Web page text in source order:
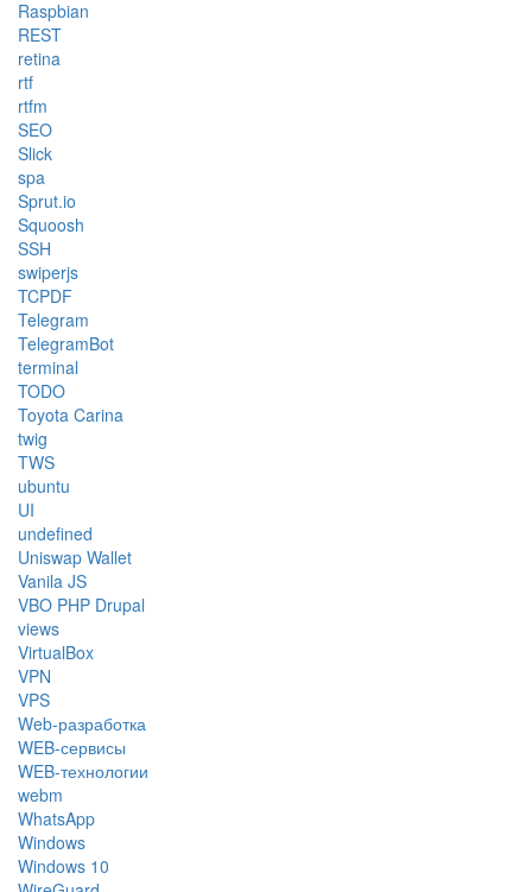
Raspbian
REST
retina
rtf
rtfm
SEO
Slick
spa
Sprut.io
Squoosh
SSH
swiperjs
TCPDF
Telegram
TelegramBot
terminal
TODO
Toyota Carina
twig
TWS
ubuntu
UI
undefined
Uniswap Wallet
Vanila JS
VBO PHP Drupal
views
VirtualBox
VPN
VPS
Web-разработка
WEB-сервисы
WEB-технологии
webm
WhatsApp
Windows
Windows 10